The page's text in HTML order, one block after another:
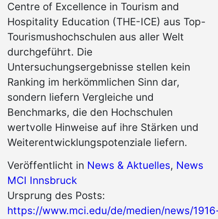
Centre of Excellence in Tourism and
Hospitality Education (THE-ICE) aus Top-
Tourismushochschulen aus aller Welt
durchgeführt. Die
Untersuchungsergebnisse stellen kein
Ranking im herkömmlichen Sinn dar,
sondern liefern Vergleiche und
Benchmarks, die den Hochschulen
wertvolle Hinweise auf ihre Stärken und
Weiterentwicklungspotenziale liefern.
Veröffentlicht in News & Aktuelles, News
MCI Innsbruck
Ursprung des Posts:
https://www.mci.edu/de/medien/news/